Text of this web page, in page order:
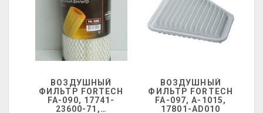
ВОЗДУШНЫЙ
ФИЛЬТР FORTECH
FA-090, 17741-
23600-71,…
ВОЗДУШНЫЙ
ФИЛЬТР FORTECH
FA-097, A-1015,
17801-AD010